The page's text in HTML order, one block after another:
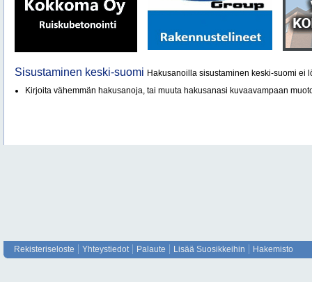
Sisustaminen keski-suomi Hakusanoilla sisustaminen keski-suomi ei
Kirjoita vähemmän hakusanoja, tai muuta hakusanasi kuvaavampaan
Rekisteriseloste Yhteystiedot Palaute Lisää Suosikkeihin Hakemisto